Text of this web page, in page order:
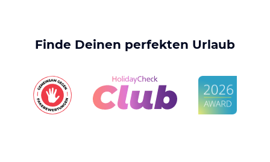
Finde Deinen perfekten Urlaub